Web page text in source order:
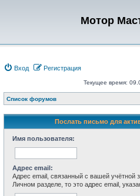
Мотор
Вход Регистрация
Текущее время:
Список форумов
Послать письмо для
Имя пользователя:
Адрес email:
Адрес email, связанный с вашей учётной
Личном разделе, то это адрес email,